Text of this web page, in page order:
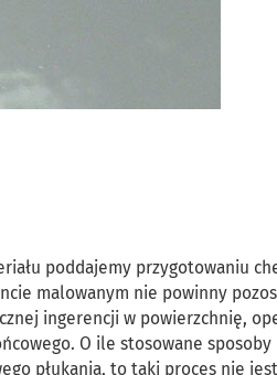
poddajemy przygotowaniu
malowanym nie powinny
ingerencji w powierzchnię,
O ile stosowane
płukania, to taki proces nie